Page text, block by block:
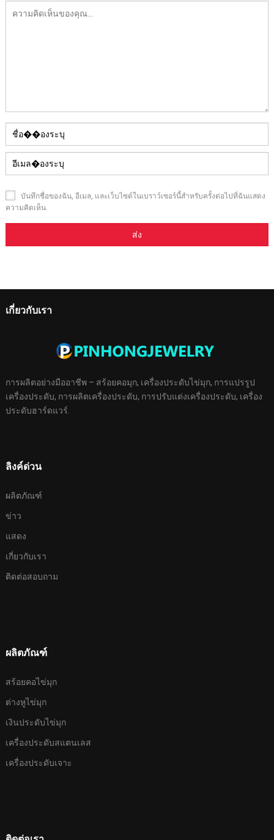
บันทึกชื่อของฉัน, อีเมล, และเว็บไซต์ในเบราว์เซอร์นี้สําหรับครั้งต่อไปที่ฉันแสดง
ความคิดเห็น.
เกี่ยวกับเรา
การผลิตอย่างมืออาชีพ – สร้อยคอมุก, เครื่องประดับไข่มุก, การแปรรูป
เครื่องประดับ, การผลิตเครื่องประดับ, การปรับแต่งเครื่องประดับ, เครื่อง
ประดับฮาร์ดแวร์.
ลิงค์ด่วน
ผลิตภัณฑ์
ข่าว
แสดง
เกี่ยวกับเรา
ติดต่อสอบถาม
ผลิตภัณฑ์
สร้อยคอไข่มุก
ต่างหูไข่มุก
เงินประดับไข่มุก
เครื่องประดับสแตนเลส
เครื่องประดับเจาะ